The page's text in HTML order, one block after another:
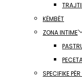
KËMBËT
ZONA INTIME
SPECIFIKE